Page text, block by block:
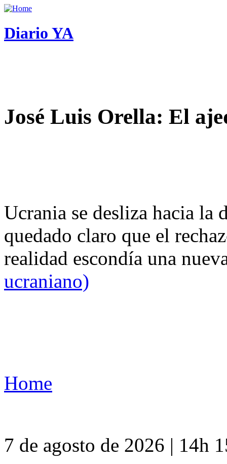
Diario YA
José Luis Orella: El
Ucrania se desliza hacia
quedado claro que el
realidad escondía una
ucraniano)
Home
7 de agosto de 2026 | 14h